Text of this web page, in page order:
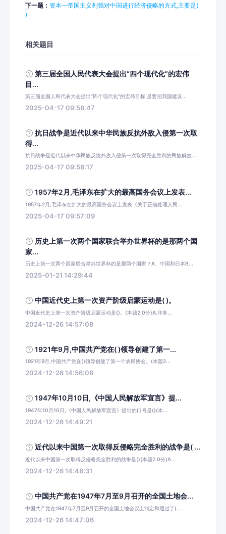
下一题： 资本—帝国主义列强对中国进行经济侵略的方式,主要是(
)
相关题目
第三届全国人民代表大会提出“四个现代化”的宏伟
目...
第三届全国人民代表大会提出“四个现代化”的宏伟目标,是要把我国建设...
2025-04-17 09:58:47
抗日战争是近代以来中华民族反抗外敌入侵第一次取
得...
抗日战争是近代以来中华民族反抗外敌入侵第一次取得完全胜利的民族解放...
2025-04-17 09:58:17
1957年2月,毛泽东在扩大的最高国务会议上发表...
1957年2月,毛泽东在扩大的最高国务会议上发表《关于正确处理人民...
2025-04-17 09:57:09
历史上第一次两个国家联合举办世界杯的是那两个国
家...
历史上第一次两个国家联合举办世界杯的是那两个国家？A、中国和日本B...
2025-01-21 14:29:44
中国近代史上第一次资产阶级启蒙运动是( )。
中国近代史上第一次资产阶级启蒙运动是()。(本题2.0分)A.洋务...
2024-12-26 14:57:08
1921年9月,中国共产党在( )领导创建了第一...
1921年9月,中国共产党在()领导创建了第一个农民协会。(本题2...
2024-12-26 14:56:08
1947年10月10日,《中国人民解放军宣言》提...
1947年10月10日,《中国人民解放军宣言》提出的口号是()(本...
2024-12-26 14:49:21
近代以来中国第一次取得反侵略完全胜利的战争是( ...
近代以来中国第一次取得反侵略完全胜利的战争是()(本题2.0分)A...
2024-12-26 14:48:31
中国共产党在1947年7月至9月召开的全国土地会...
中国共产党在1947年7月至9月召开的全国土地会议上制定和通过了(...
2024-12-26 14:47:06